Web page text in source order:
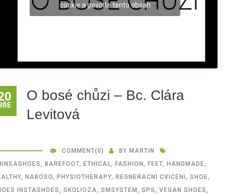
cookie a povolte tento obsah
O bosé chůzi – Bc. Clára
Levitová
COMMENT(0) BY MARTIN
BAREFOOT ETHICAL FASHION FEET HANDMADE
NABOSO PHYSIOTHERAPY REGNERACNI CVICENI SHOE
INSTASHOES
SKOLIOZA SMSYSTEM SPS VEGAN SHOES